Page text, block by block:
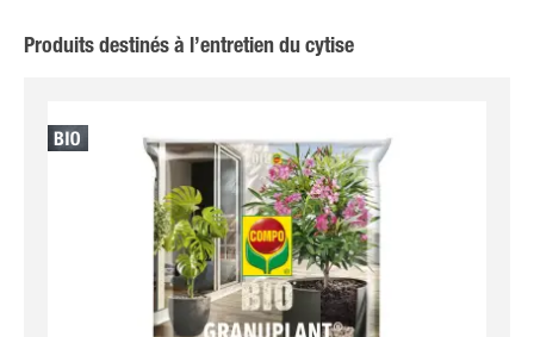
Produits destinés à l’entretien du cytise